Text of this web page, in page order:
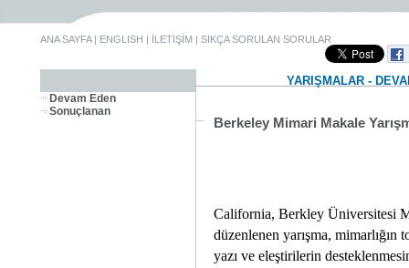
ANA SAYFA| ENGLISH | İLETİŞİM | SIKÇA SORULAN SORULAR
Devam Eden
Sonuçlanan
YARIŞMALAR -
Berkeley Mimari Makale
California, Berkley Üniversitesi
düzenlenen yarışma, mimarlığın
yazı ve eleştirilerin